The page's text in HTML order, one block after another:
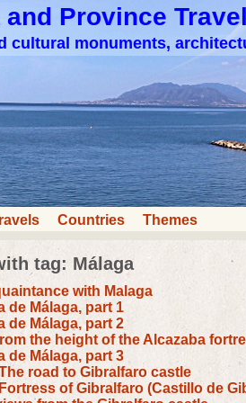
and Province
cultural monuments,
Countries Themes
tag: Málaga
with Malaga
de Málaga, part 1
de Málaga, part 2
the height of the Alcazaba
de Málaga, part 3
road to Gibralfaro castle
of Gibralfaro (Castillo de